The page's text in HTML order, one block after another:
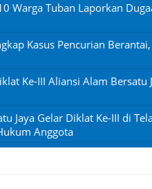
Warga Tuban Laporkan
Kasus Pencurian
Ke-III Aliansi Alam Bersatu
Jaya Gelar Diklat Ke-III di
Anggota